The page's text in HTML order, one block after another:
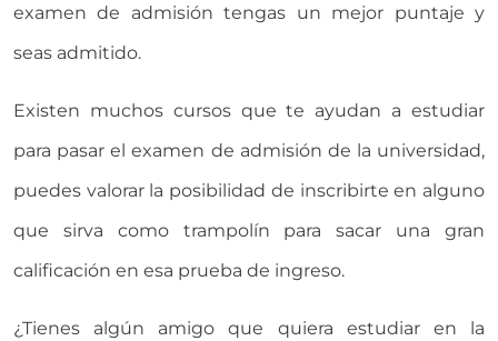
examen de admisión tengas un mejor puntaje y
seas admitido.
Existen muchos cursos que te ayudan a estudiar
para pasar el examen de admisión de la universidad,
puedes valorar la posibilidad de inscribirte en alguno
que sirva como trampolín para sacar una gran
calificación en esa prueba de ingreso.
¿Tienes algún amigo que quiera estudiar en la